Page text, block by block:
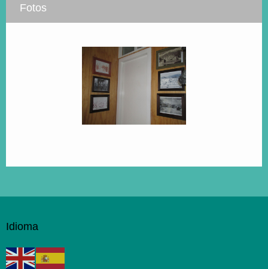
Fotos
Idioma